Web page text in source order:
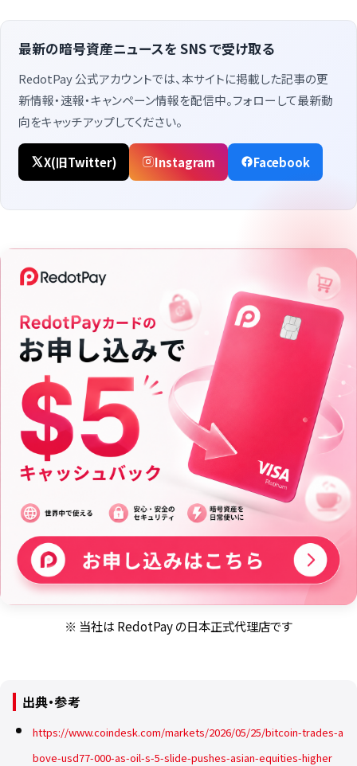
最新の暗号資産ニュースを SNS で受け取る
RedotPay 公式アカウントでは、本サイトに掲載した記事の更
新情報・速報・キャンペーン情報を配信中。フォローして最新動
向をキャッチアップしてください。
X(旧Twitter) Instagram Facebook
※ 当社は RedotPay の日本正式代理店です
出典・参考
https://www.coindesk.com/markets/2026/05/25/bitcoin-trades-a
bove-usd77-000-as-oil-s-5-slide-pushes-asian-equities-higher